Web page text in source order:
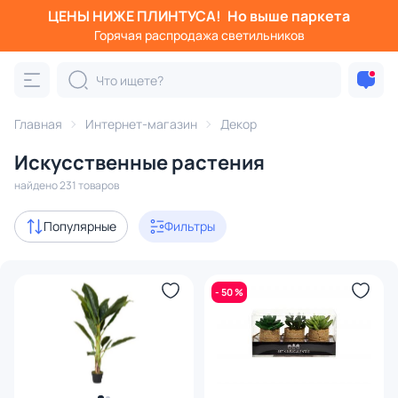
ЦЕНЫ НИЖЕ ПЛИНТУСА! Но выше паркета
Горячая распродажа светильников
Главная Интернет-магазин Декор
Искусственные растения
найдено 231 товаров
Популярные Фильтры
- 50 %
Фильтры
Категория: Искусственные растения
в горшке, кашпо деревья цветы
Акции 61
В наличии 163